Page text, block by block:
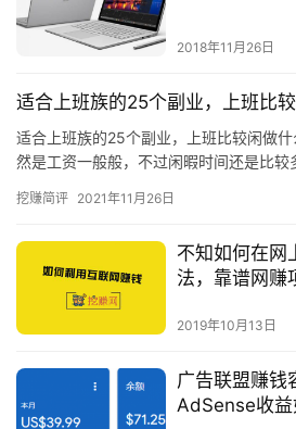
2018年11月26日
适合上班族的25个副业，上班比
适合上班族的25个副业，上班比较闲做
然是工资一般般，不过闲暇时间还是比
适合…
挖赚简评 2021年11月26日
不知如何在网
法，靠谱网赚
2019年10月13日
广告联盟赚钱
AdSense收益